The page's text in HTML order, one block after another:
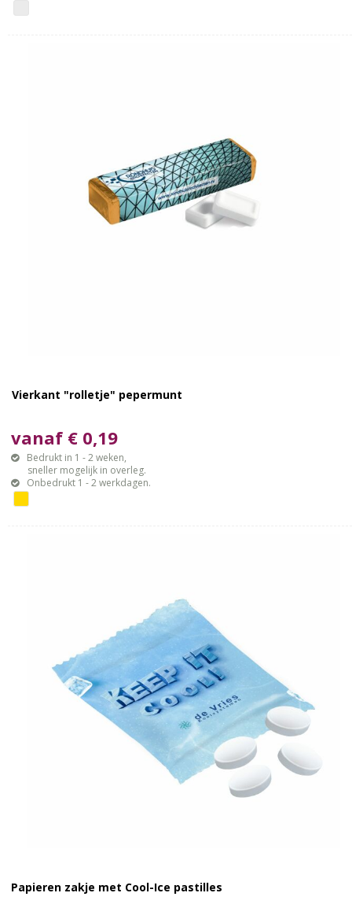
Vierkant "rolletje" pepermunt
vanaf € 0,19
Bedrukt in 1 - 2 weken,
sneller mogelijk in overleg.
Onbedrukt 1 - 2 werkdagen.
Papieren zakje met Cool-Ice pastilles